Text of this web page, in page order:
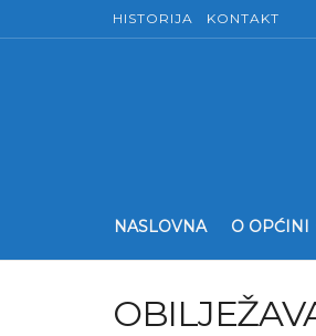
HISTORIJA KONTAKT
NASLOVNA O OPĆINI